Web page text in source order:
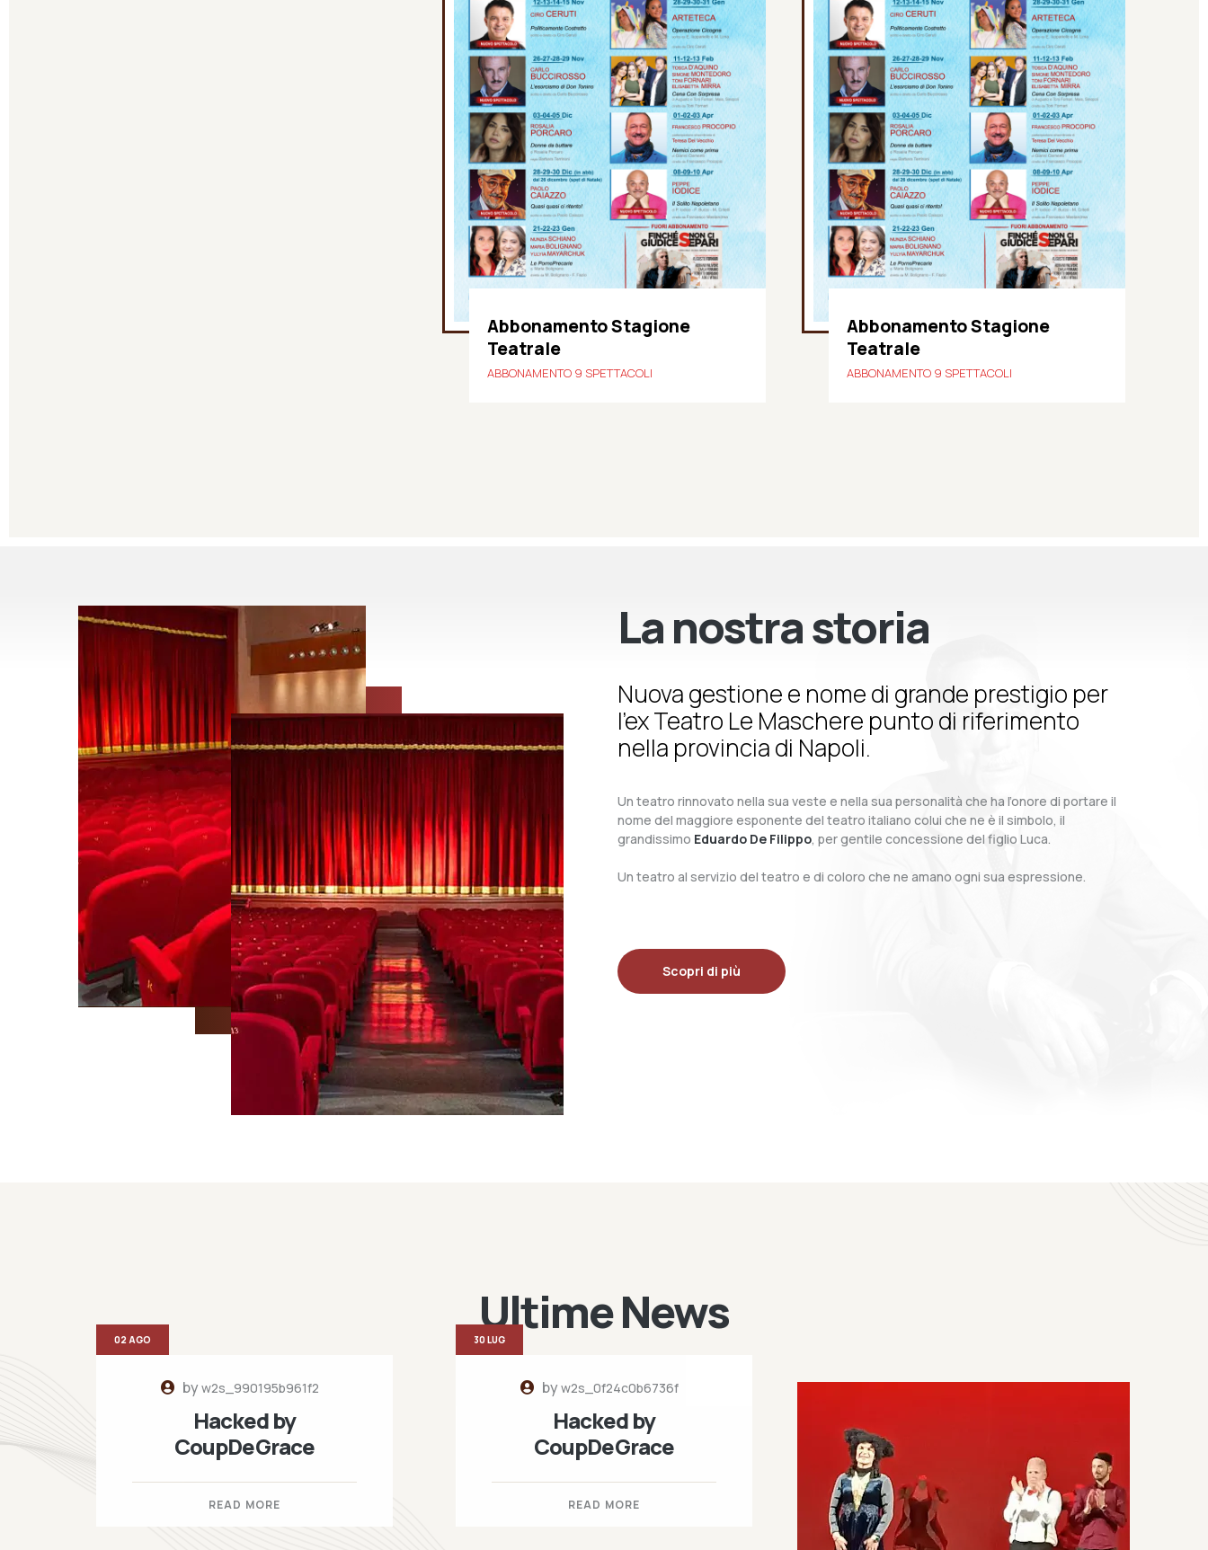
Abbonamento Stagione
Teatrale
ABBONAMENTO 9 SPETTACOLI
Abbonamento Stagione
Teatrale
ABBONAMENTO 9 SPETTACOLI
La nostra storia
Nuova gestione e nome di grande prestigio per
l’ex Teatro Le Maschere punto di riferimento
nella provincia di Napoli.
Un teatro rinnovato nella sua veste e nella sua personalità che ha l’onore di portare il
nome del maggiore esponente del teatro italiano colui che ne è il simbolo, il
grandissimo Eduardo De Filippo, per gentile concessione del figlio Luca.
Un teatro al servizio del teatro e di coloro che ne amano ogni sua espressione.
Scopri di più
Ultime News
byw2s_990195b961f2
Hacked by
CoupDeGrace
READ MORE
02 AGO
byw2s_0f24c0b6736f
Hacked by
CoupDeGrace
READ MORE
30 LUG